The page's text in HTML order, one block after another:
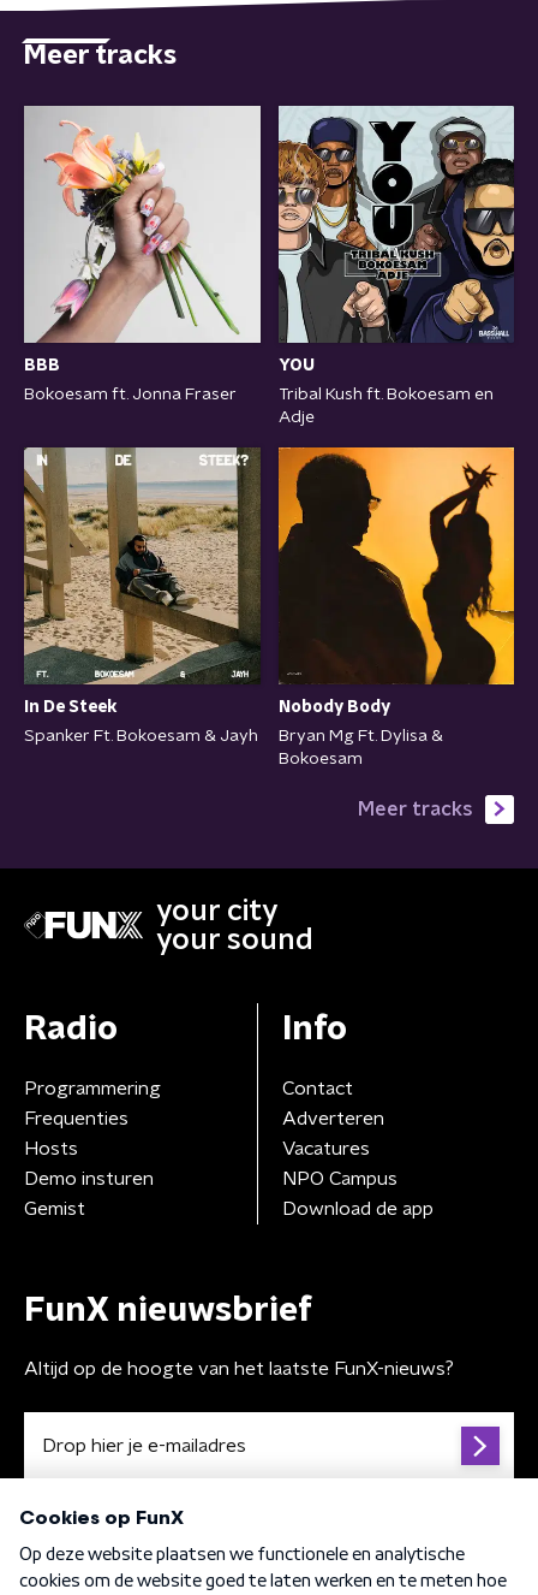
Meer tracks
BBB
Bokoesam ft. Jonna Fraser
YOU
Tribal Kush ft. Bokoesam en
Adje
In De Steek
Spanker Ft. Bokoesam & Jayh
Nobody Body
Bryan Mg Ft. Dylisa &
Bokoesam
Meer tracks
your city
your sound
Radio
Programmering
Frequenties
Hosts
Demo insturen
Gemist
Info
Contact
Adverteren
Vacatures
NPO Campus
Download de app
FunX nieuwsbrief
Altijd op de hoogte van het laatste FunX-nieuws?